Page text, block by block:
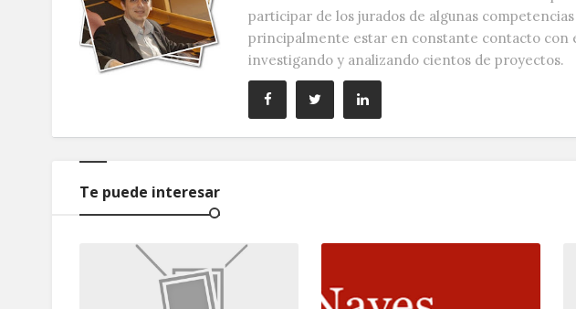
participar de los jurados de algunas
principalmente estar en constante contacto con
investigando y analizando cientos de proyectos.
Te puede interesar